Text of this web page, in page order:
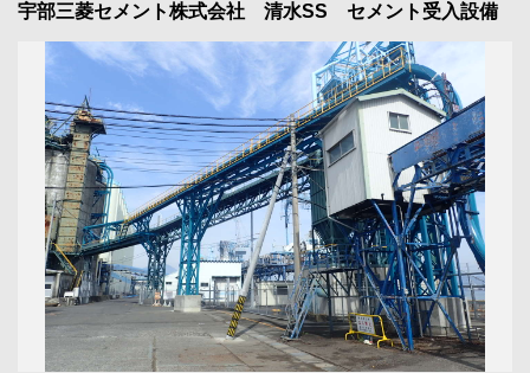
宇部三菱セメント株式会社 清水SS セメント受入設備